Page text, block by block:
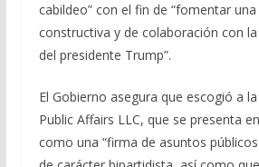
cabildeo” con el fin de “fomentar
constructiva y de colaboración con
del presidente Trump”.
El Gobierno asegura que escogió a
Public Affairs LLC, que se presenta
como una “firma de asuntos